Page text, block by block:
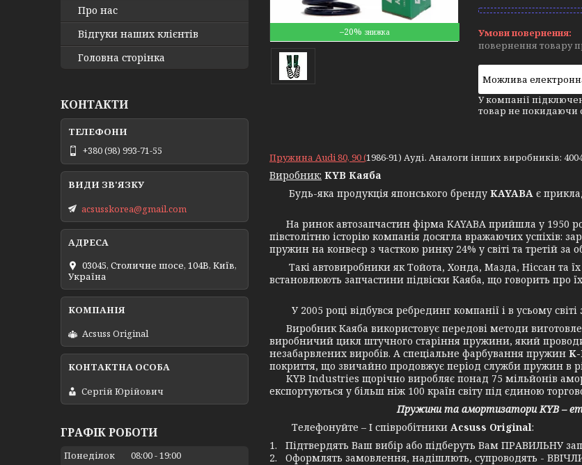
–20%
повернення товару
У компанії
товар не покидаючи
Пружина Audi 80, 90 (1986-91) Ауді. Аналоги інших виробників:
Виробник: KYB Каяба
Будь-яка продукція японського бренду KAYABA є
На ринок автозапчастин фірма KAYABA прийшла у 1950
півстолітню історію компанія досягла вражаючих успіхів:
пружин на конвеєр з часткою ринку 24% у світі та третій
Такі автовиробники як Тойота, Хонда, Мазда, Ніссан та
встановлюють запчастини підвіски Каяба, що говорить про
У 2005 році відбувся ребрединг компанії і в усьому світі
Виробник Каяба використовує передові методи
виробничий цикл штучного старіння пружини, який
незабарвлених виробів. А спеціальне фарбування пружин
покриття, що звичайно продовжує період служби пружин в
KYB Industries щорічно виробляє понад 75 мільйонів
експортуються у більш ніж 100 країн світу під єдиною
Пружини та амортизатори KYB –
Телефонуйте – І співробітники Acsuss Original:
1. Підтвердять Ваш вибір або підберуть Вам ПРАВИЛЬНУ
2. Оформлять замовлення, надішлють, супроводять -
Про нас
Відгуки наших клієнтів
Головна сторінка
КОНТАКТИ
+380 (98) 993-71-55
acsusskorea@gmail.com
03045, Столичне шосе, 104B, Київ,
Україна
Acsuss Original
Сергій Юрійович
ГРАФІК РОБОТИ
Понеділок 08:00 19:00